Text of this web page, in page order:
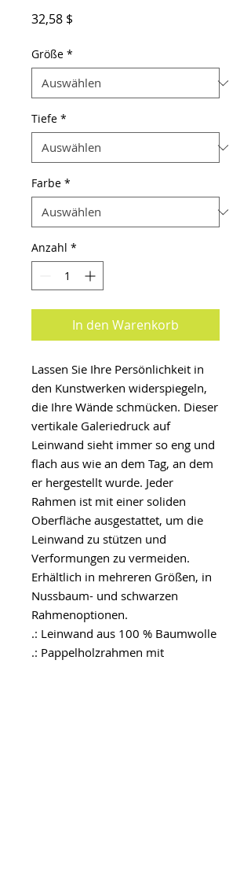
32,58 $
Größe *
Tiefe *
Farbe *
Anzahl *
In den Warenkorb
Lassen Sie Ihre Persönlichkeit in
den Kunstwerken widerspiegeln,
die Ihre Wände schmücken. Dieser
vertikale Galeriedruck auf
Leinwand sieht immer so eng und
flach aus wie an dem Tag, an dem
er hergestellt wurde. Jeder
Rahmen ist mit einer soliden
Oberfläche ausgestattet, um die
Leinwand zu stützen und
Verformungen zu vermeiden.
Erhältlich in mehreren Größen, in
Nussbaum- und schwarzen
Rahmenoptionen.
.: Leinwand aus 100 % Baumwolle
.: Pappelholzrahmen mit